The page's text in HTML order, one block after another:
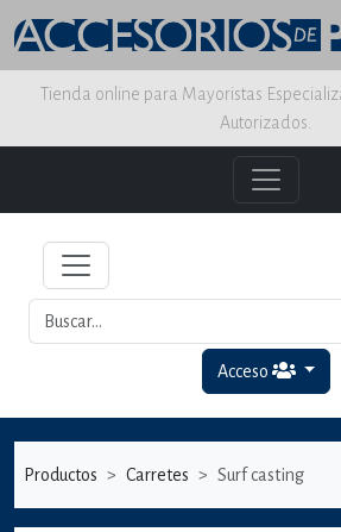
Tienda online para Mayoristas
Autorizados.
Acceso
Productos Carretes Surf casting